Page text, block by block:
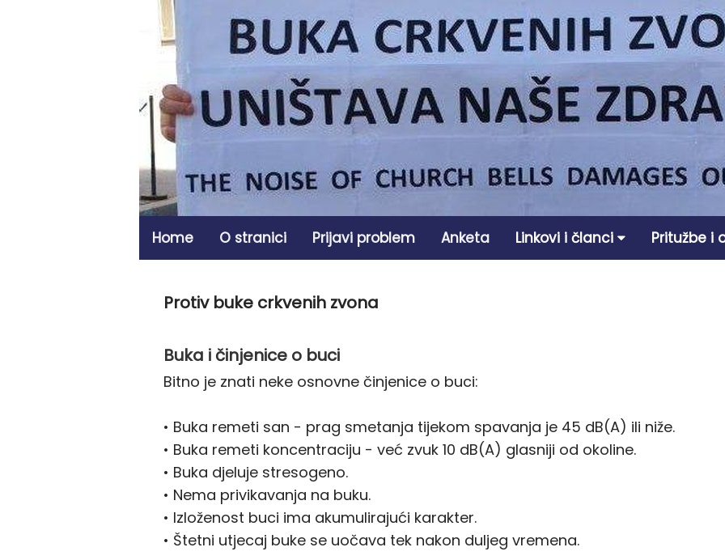
Home O stranici Prijavi problem Anketa Linkovi i članci Pritužbe i
Protiv buke crkvenih zvona
Buka i činjenice o buci
Bitno je znati neke osnovne činjenice o buci:
• Buka remeti san - prag smetanja tijekom spavanja je 45 dB(A) ili niže.
• Buka remeti koncentraciju - već zvuk 10 dB(A) glasniji od okoline.
• Buka djeluje stresogeno.
• Nema privikavanja na buku.
• Izloženost buci ima akumulirajući karakter.
• Štetni utjecaj buke se uočava tek nakon duljeg vremena.